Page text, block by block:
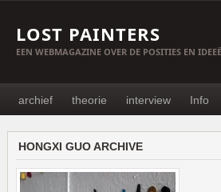
LOST PAINTERS
EEN WEBMAGAZINE OVER DE POSITIES EN
archief theorie interview Info
HONGXI GUO ARCHIVE